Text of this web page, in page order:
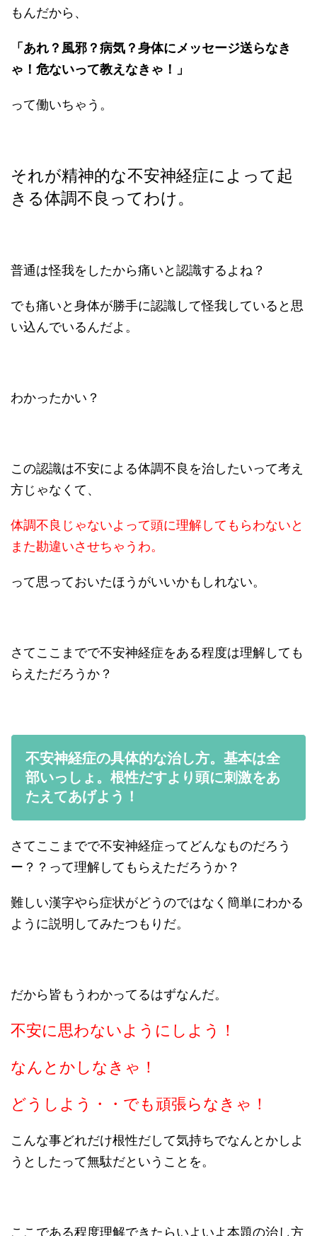
もんだから、
「あれ？風邪？病気？身体にメッセージ送らなき
ゃ！危ないって教えなきゃ！」
って働いちゃう。
それが精神的な不安神経症によって起
きる体調不良ってわけ。
普通は怪我をしたから痛いと認識するよね？
でも痛いと身体が勝手に認識して怪我していると思
い込んでいるんだよ。
わかったかい？
この認識は不安による体調不良を治したいって考え
方じゃなくて、
体調不良じゃないよって頭に理解してもらわないと
また勘違いさせちゃうわ。
って思っておいたほうがいいかもしれない。
さてここまでで不安神経症をある程度は理解しても
らえただろうか？
不安神経症の具体的な治し方。基本は全
部いっしょ。根性だすより頭に刺激をあ
たえてあげよう！
さてここまでで不安神経症ってどんなものだろう
ー？？って理解してもらえただろうか？
難しい漢字やら症状がどうのではなく簡単にわかる
ように説明してみたつもりだ。
だから皆もうわかってるはずなんだ。
不安に思わないようにしよう！
なんとかしなきゃ！
どうしよう・・でも頑張らなきゃ！
こんな事どれだけ根性だして気持ちでなんとかしよ
うとしたって無駄だということを。
ここである程度理解できたらいよいよ本題の治し方